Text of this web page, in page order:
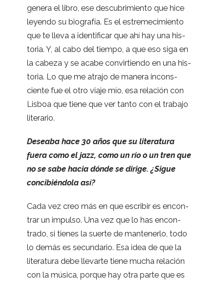
genera el libro, ese des­cu­bri­miento que hice
leyendo su bio­gra­fía. Es el estre­me­ci­miento
que te lleva a iden­ti­fi­car que ahí hay una his­
to­ria. Y, al cabo del tiempo, a que eso siga en
la cabeza y se acabe con­vir­tiendo en una his­
to­ria. Lo que me atrajo de manera incons­
ciente fue el otro viaje mío, esa rela­ción con
Lis­boa que tiene que ver tanto con el tra­bajo
literario.
Deseaba hace 30 años que su lite­ra­tura
fuera como el jazz, como un río o un tren que
no se sabe hacia dónde se dirige. ¿Sigue
con­ci­bién­dola así?
Cada vez creo más en que escri­bir es encon­
trar un impulso. Una vez que lo has encon­
trado, si tie­nes la suerte de man­te­nerlo, todo
lo demás es secun­da­rio. Esa idea de que la
lite­ra­tura debe lle­varte tiene mucha rela­ción
con la música, por­que hay otra parte que es